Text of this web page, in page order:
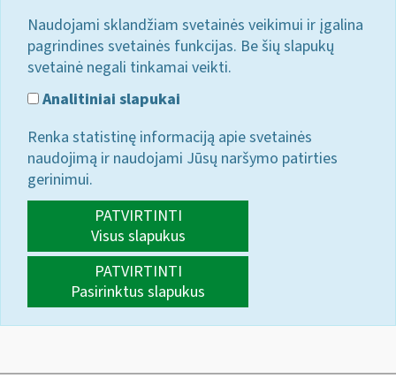
Naudojami sklandžiam svetainės veikimui ir įgalina
pagrindines svetainės funkcijas. Be šių slapukų
svetainė negali tinkamai veikti.
Analitiniai slapukai
Renka statistinę informaciją apie svetainės
naudojimą ir naudojami Jūsų naršymo patirties
gerinimui.
PATVIRTINTI
Visus slapukus
PATVIRTINTI
Pasirinktus slapukus